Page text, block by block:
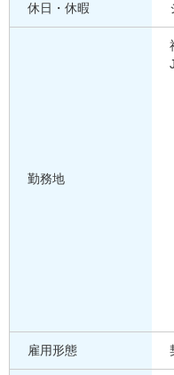
休日・休暇
勤務地
雇用形態